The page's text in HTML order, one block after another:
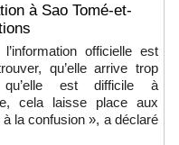
à Sao Tomé-et-
officielle est
qu’elle arrive trop
est difficile à
cela laisse place aux
la confusion », a déclaré